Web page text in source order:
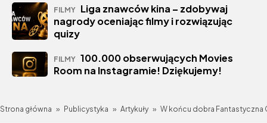
FILMY Liga znawców kina – zdobywaj
nagrody oceniając filmy i rozwiązując
quizy
FILMY 100.000 obserwujących Movies
Room na Instagramie! Dziękujemy!
Strona główna » Publicystyka » Artykuły » W końcu dobra Fantastyczna